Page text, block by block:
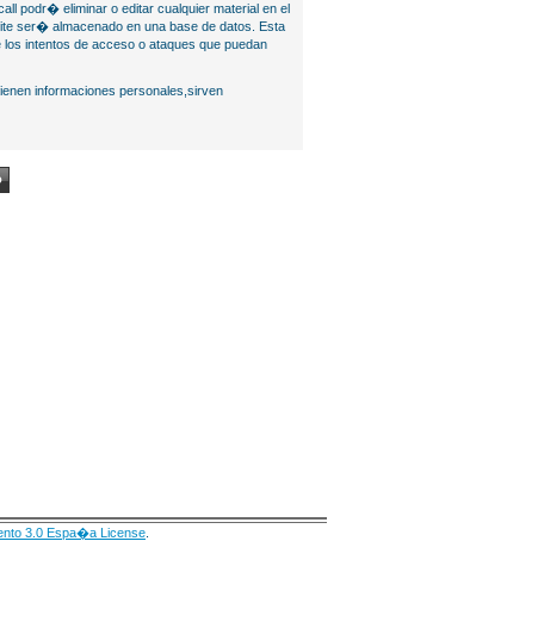
podr� eliminar o editar cualquier material en el
ser� almacenado en una base de datos. Esta
intentos de acceso o ataques que puedan
informaciones personales,sirven
3.0 Espa�a License